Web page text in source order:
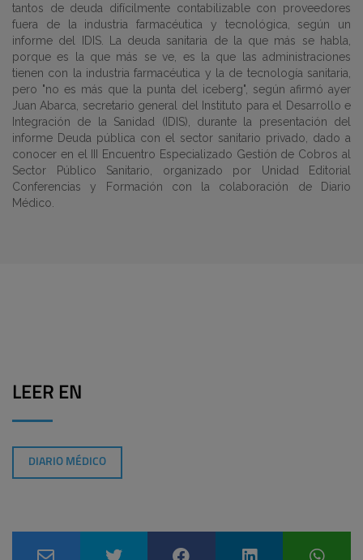
tantos de deuda difícilmente contabilizable con proveedores
fuera de la industria farmacéutica y tecnológica, según un
informe del IDIS. La deuda sanitaria de la que más se habla,
porque es la que más se ve, es la que las administraciones
tienen con la industria farmacéutica y la de tecnología sanitaria,
pero "no es más que la punta del iceberg", según afirmó ayer
Juan Abarca, secretario general del Instituto para el Desarrollo e
Integración de la Sanidad (IDIS), durante la presentación del
informe Deuda pública con el sector sanitario privado, dado a
conocer en el III Encuentro Especializado Gestión de Cobros al
Sector Público Sanitario, organizado por Unidad Editorial
Conferencias y Formación con la colaboración de Diario
Médico.
LEER EN
DIARIO MÉDICO